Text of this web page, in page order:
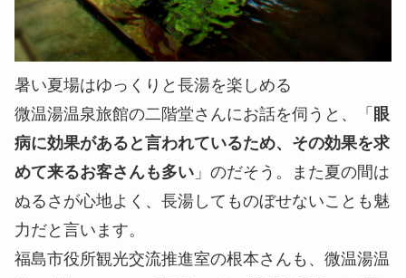
暑い夏場はゆっくりと長湯を楽しめる
微温湯温泉旅館の二階堂さんにお話を伺うと、「 眼
病に効果があると言われているため、その効果を求
めて来るお客さんも多い 」のだそう。また夏の間は
ぬるさが心地よく、長湯してものぼせないことも魅
力だと言います。
福島市役所観光交流推進室の根本さんも、微温湯温